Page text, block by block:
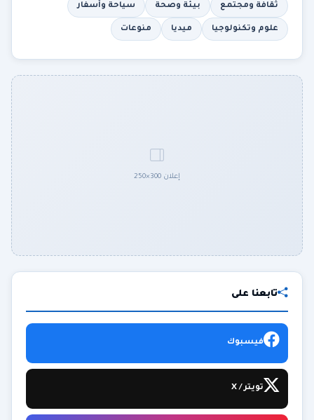
ثقافة ومجتمع بيئة وصحة سياحة وأسفار
علوم وتكنولوجيا ميديا منوعات
إعلان 300×250
تابعنا على
فيسبوك
تويتر / X